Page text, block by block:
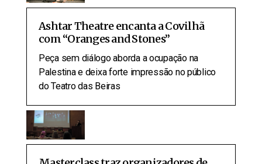
Ashtar Theatre encanta a Covilhã
com “Oranges and Stones”
Peça sem diálogo aborda a ocupação na
Palestina e deixa forte impressão no público
do Teatro das Beiras